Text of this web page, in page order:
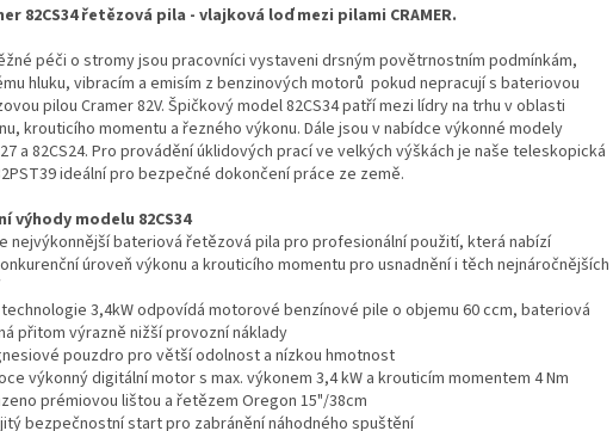
82CS34 řetězová pila - vlajková loď mezi pilami CRAMER.
péči o stromy jsou pracovníci vystaveni drsným povětrnostním podmínkám,
hluku,vibracím a emisím z benzinových motorů pokud nepracují s bateriovou
pilouCramer 82V. Špičkový model 82CS34patří mezi lídryna trhu v oblasti
krouticího momentu a řezného výkonu. Dále jsou v nabídce výkonné modely
a 82CS24.Pro provádění úklidových prací ve velkých výškách je naše teleskopická
ideální pro bezpečné dokončení práce ze země.
výhody modelu 82CS34
nejvýkonnější bateriová řetězová pila pro profesionální použití, která nabízí
úroveň výkonu a krouticího momentu pro usnadnění i těch nejnáročnějších
technologie 3,4kW odpovídá motorové benzínové pile o objemu 60 ccm, bateriová
přitom výrazně nižšíprovozní náklady
pouzdro pro větší odolnost a nízkou hmotnost
výkonný digitální motor s max. výkonem 3,4 kW a krouticím momentem 4 Nm
prémiovou lištou a řetězem Oregon 15"/38cm
bezpečnostní startpro zabránění náhodného spuštění